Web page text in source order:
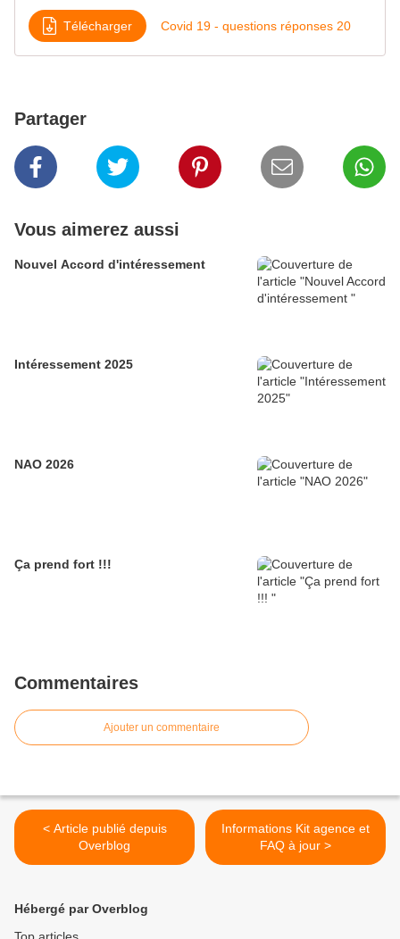
Télécharger Covid 19 - questions réponses 20
Partager
Vous aimerez aussi
Nouvel Accord d'intéressement
Intéressement 2025
NAO 2026
Ça prend fort !!!
Commentaires
Ajouter un commentaire
< Article publié depuis
Overblog
Informations Kit agence et
FAQ à jour >
Hébergé par Overblog